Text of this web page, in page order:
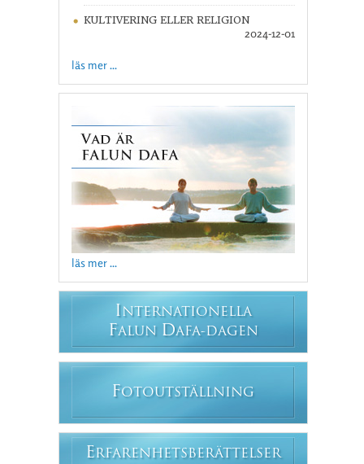
KULTIVERING ELLER RELIGION
2024-12-01
läs mer ...
läs mer ...
INTERNATIONELLA
FALUN DAFA-DAGEN
FOTOUTSTÄLLNING
ERFARENHETSBERÄTTELSER